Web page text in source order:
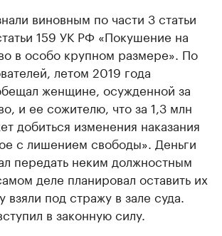
виновным по части 3 статьи
159 УК РФ «Покушение на
в особо крупном размере». По
летом 2019 года
женщине, осужденной за
и ее сожителю, что за 1,3 млн
добиться изменения наказания
с лишением свободы». Деньги
передать неким должностным
деле планировал оставить их
под стражу в зале суда.
в законную силу.